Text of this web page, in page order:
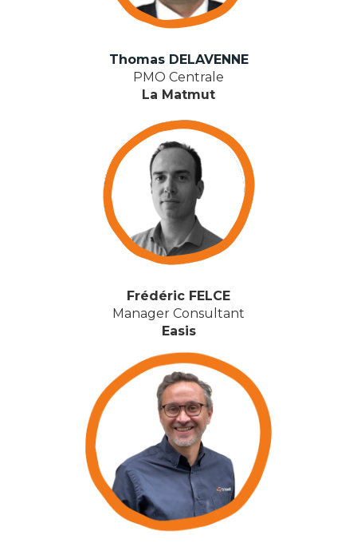
Thomas DELAVENNE
PMO Centrale
La Matmut
Frédéric FELCE
Manager Consultant
Easis